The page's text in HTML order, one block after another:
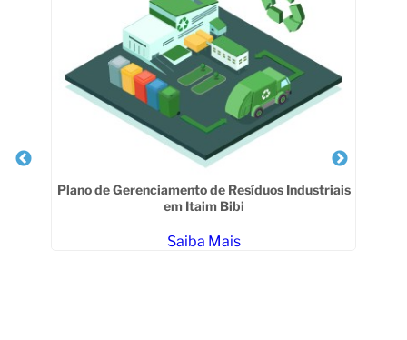
Plano de Gerenciamento de Resíduos Industriais
em Itaim Bibi
Saiba Mais